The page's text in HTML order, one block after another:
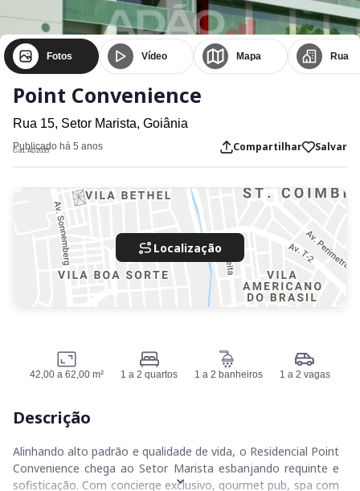
Fotos Vídeo Mapa Rua
Point Convenience
Rua 15, Setor Marista, Goiânia
Publicado há 5 anos
Cod. AD2035 Compartilhar Salvar
Localização
42,00 a 62,00 m² 1 a 2 quartos 1 a 2 banheiros 1 a 2 vagas
Descrição
Alinhando alto padrão e qualidade de vida, o Residencial Point
Convenience chega ao Setor Marista esbanjando requinte e
sofisticação. Com concierge exclusivo, gourmet pub, spa com